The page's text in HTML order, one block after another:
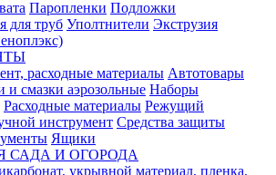
Паропленки Подложки
для труб Уполтнители Экструзия
расходные материалы Автотовары
смазки аэрозольные Наборы
Расходные материалы Режущий
инструмент Средства защиты
Ящики
САДА И ОГОРОДА
укрывной материал, пленка,